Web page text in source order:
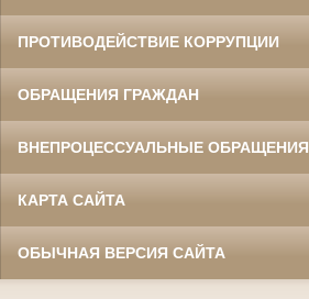
ПРОТИВОДЕЙСТВИЕ КОРРУПЦИИ
ОБРАЩЕНИЯ ГРАЖДАН
ВНЕПРОЦЕССУАЛЬНЫЕ ОБРАЩЕНИЯ
КАРТА САЙТА
ОБЫЧНАЯ ВЕРСИЯ САЙТА